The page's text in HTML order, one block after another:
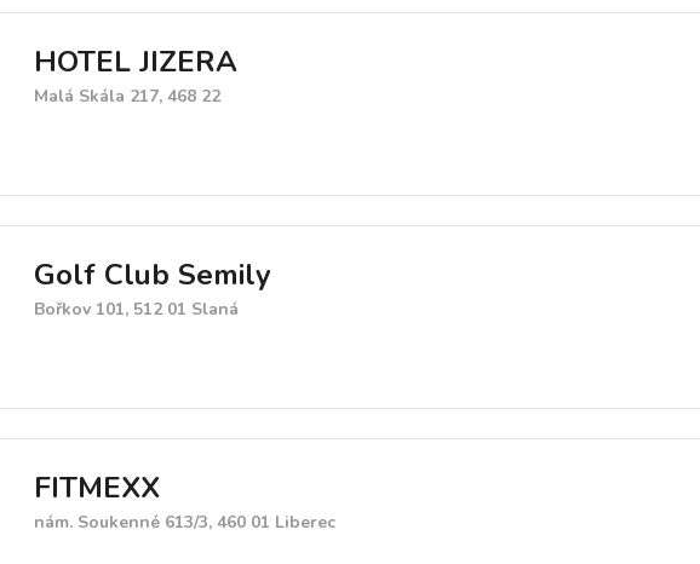
HOTEL JIZERA
Malá Skála 217, 468 22
Golf Club Semily
Bořkov 101, 512 01 Slaná
FITMEXX
nám. Soukenné 613/3, 460 01 Liberec